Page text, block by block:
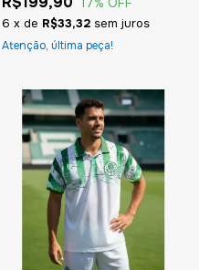
6 x de R$33,32 sem juros
Atenção, última peça!